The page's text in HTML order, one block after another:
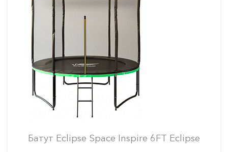
Батут Eclipse Space Inspire 6FT Eclipse